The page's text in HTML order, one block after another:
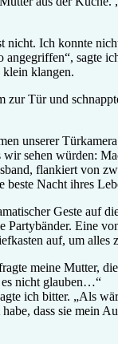
nicht. Ich konnte
angegriffen“, sagte
klangen.
zur Tür und
unserer
wir sehen würden:
flankiert von
beste Nacht ihres
Geste auf
Partybänder. Eine
auf, um alles
meine Mutter,
es nicht glauben…“
ich bitter. „Als
dass sie mein